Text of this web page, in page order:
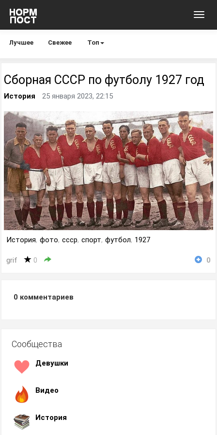
Лучшее Свежее Топ
Сборная СССР по футболу 1927 год
История 25 января 2023, 22:15
История, фото, ссср, спорт, футбол, 1927
grif 0 0
0 комментариев
Сообщества
Девушки
Видео
История